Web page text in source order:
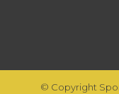
© Copyright